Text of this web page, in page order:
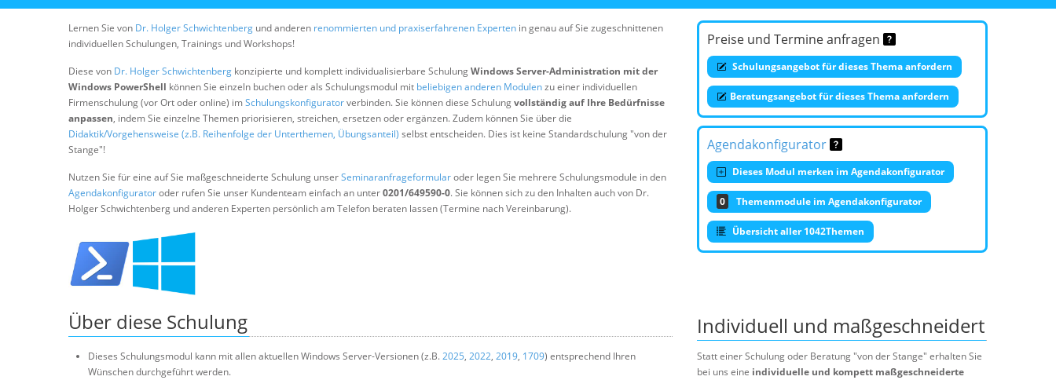
Lernen Sie von Dr. Holger Schwichtenberg und anderen renommierten und praxiserfahrenen Experten in genau auf Sie zugeschnittenen
individuellen Schulungen, Trainings und Workshops!
Diese von Dr. Holger Schwichtenberg konzipierte und komplett individualisierbare SchulungWindows Server-Administration mit der
Windows PowerShell können Sie einzeln buchen oder als Schulungsmodul mit beliebigen anderen Modulenzu einer individuellen
Firmenschulung (vor Ort oder online) imSchulungskonfiguratorverbinden. Sie können diese Schulungvollständig auf Ihre Bedürfnisse
anpassen, indem Sie einzelne Themen priorisieren, streichen, ersetzen oder ergänzen. Zudem können Sie über die
Didaktik/Vorgehensweise (z.B. Reihenfolge der Unterthemen, Übungsanteil) selbst entscheiden. Dies ist keine Standardschulung "von der
Stange"!
Nutzen Sie für eine auf Sie maßgeschneiderte Schulung unserSeminaranfrageformularoder legen Sie mehrere Schulungsmodule in den
Agendakonfiguratoroder rufen Sie unser Kundenteam einfach an unter0201/649590-0. Sie können sich zu den Inhalten auch von Dr.
Holger Schwichtenberg und anderen Experten persönlich am Telefon beraten lassen (Termine nach Vereinbarung).
Preise und Termine anfragen
Schulungsangebot für dieses Thema anfordern
Beratungsangebot für dieses Thema anfordern
Agendakonfigurator
Dieses Modul merken im Agendakonfigurator
0 Themenmodule im Agendakonfigurator
Übersicht aller 1042Themen
Über diese Schulung
Dieses Schulungsmodul kann mit allen aktuellen Windows Server-Versionen (z.B.2025, 2022, 2019, 1709) entsprechend Ihren
Wünschen durchgeführt werden.
Individuell und maßgeschneidert
Statt einer Schulung oder Beratung "von der Stange" erhalten Sie
bei uns eine individuelle und kompett maßgeschneiderte